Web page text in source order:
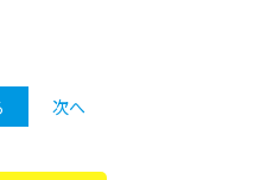
次へ